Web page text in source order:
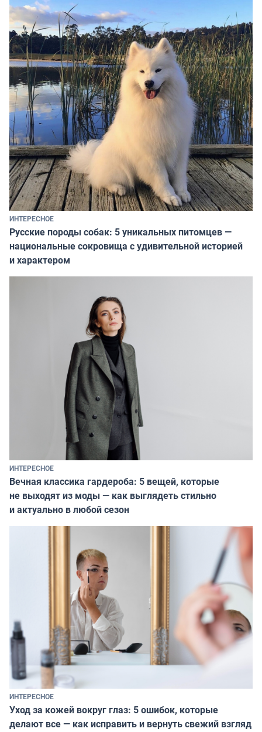
ИНТЕРЕСНОЕ
Русские породы собак: 5 уникальных питомцев —
национальные сокровища с удивительной историей
и характером
ИНТЕРЕСНОЕ
Вечная классика гардероба: 5 вещей, которые
не выходят из моды — как выглядеть стильно
и актуально в любой сезон
ИНТЕРЕСНОЕ
Уход за кожей вокруг глаз: 5 ошибок, которые
делают все — как исправить и вернуть свежий взгляд